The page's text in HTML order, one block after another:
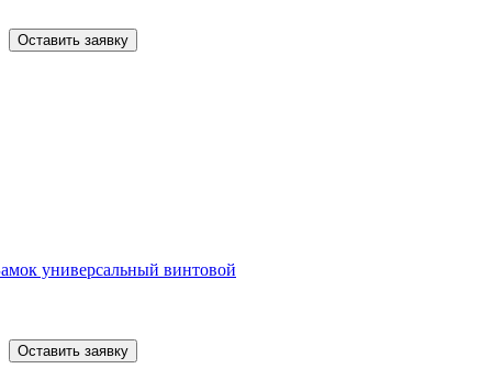
Оставить заявку
универсальный винтовой
Оставить заявку